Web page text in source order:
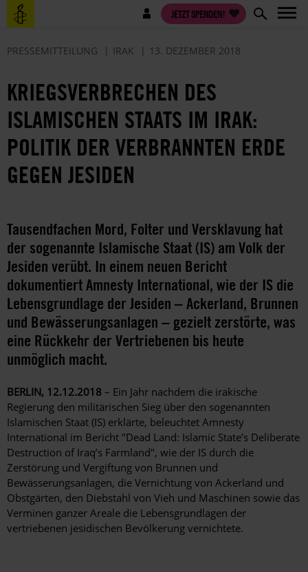
Direkt
zum
Benutzermenü JETZT SPENDEN!
PRESSEMITTEILUNG IRAK 13. DEZEMBER 2018
KRIEGSVERBRECHEN DES
ISLAMISCHEN STAATS IM IRAK:
POLITIK DER VERBRANNTEN ERDE
GEGEN JESIDEN
Tausendfachen Mord, Folter und Versklavung hat
der sogenannte Islamische Staat (IS) am Volk der
Jesiden verübt. In einem neuen Bericht
dokumentiert Amnesty International, wie der IS die
Lebensgrundlage der Jesiden – Ackerland, Brunnen
und Bewässerungsanlagen – gezielt zerstörte, was
eine Rückkehr der Vertriebenen bis heute
unmöglich macht.
BERLIN, 12.12.2018 – Ein Jahr nachdem die irakische
Regierung den militärischen Sieg über den sogenannten
Islamischen Staat (IS) erklärte, beleuchtet Amnesty
International im Bericht "Dead Land: Islamic State’s Deliberate
Destruction of Iraq’s Farmland", wie der IS durch die
Zerstörung und Vergiftung von Brunnen und
Bewässerungsanlagen, die Vernichtung von Ackerland und
Obstgärten, den Diebstahl von Vieh und Maschinen sowie das
Verminen ganzer Areale die Lebensgrundlagen der
vertriebenen jesidischen Bevölkerung vernichtete.